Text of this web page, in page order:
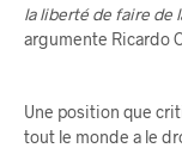
la liberté de faire de
argumente Ricardo
Une position que
tout le monde a le